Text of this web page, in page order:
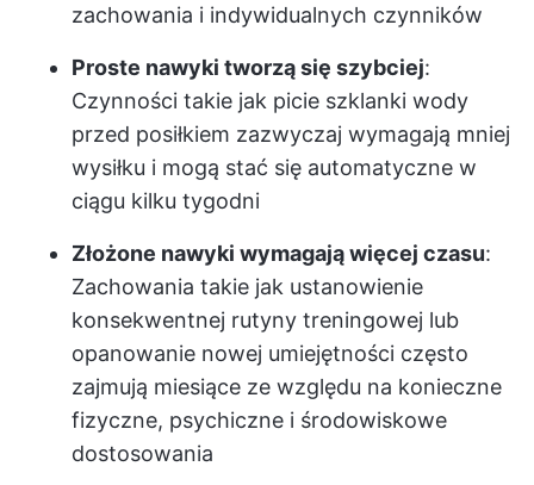
zachowania i indywidualnych czynników
Proste nawyki tworzą się szybciej:
Czynności takie jak picie szklanki wody
przed posiłkiem zazwyczaj wymagają mniej
wysiłku i mogą stać się automatyczne w
ciągu kilku tygodni
Złożone nawyki wymagają więcej czasu:
Zachowania takie jak ustanowienie
konsekwentnej rutyny treningowej lub
opanowanie nowej umiejętności często
zajmują miesiące ze względu na konieczne
fizyczne, psychiczne i środowiskowe
dostosowania